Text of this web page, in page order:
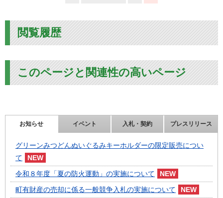
閲覧履歴
このページと関連性の高いページ
お知らせ イベント 入札・契約 プレスリリース
グリーンみつどんぬいぐるみキーホルダーの限定販売につい
て
令和８年度「夏の防火運動」の実施について
町有財産の売却に係る一般競争入札の実施について